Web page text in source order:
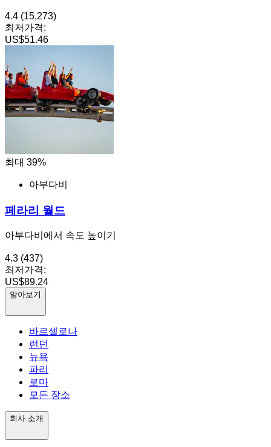
4.4 (15,273)
최저가격:
US$51.46
최대 39%
아부다비
페라리 월드
아부다비에서 속도 높이기
4.3 (437)
최저가격:
US$89.24
알아보기
바르셀로나
런던
뉴욕
파리
로마
모든 장소
회사 소개